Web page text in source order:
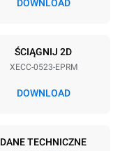
Moc elektryczna
5,15 kW
NIE ZAWIERA
DOWNLOAD
ŚCIĄGNIJ 2D
XECC-0523-EPRM
DOWNLOAD
DANE TECHNICZNE